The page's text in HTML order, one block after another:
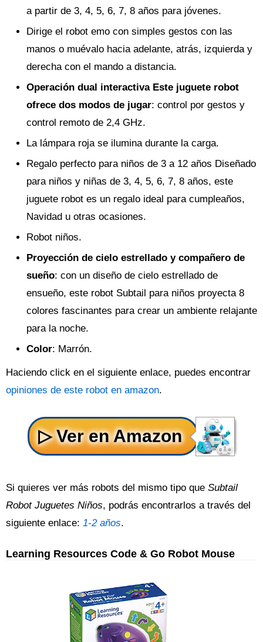
a partir de 3, 4, 5, 6, 7, 8 años para jóvenes.
Dirige el robot emo con simples gestos con las
manos o muévalo hacia adelante, atrás, izquierda y
derecha con el mando a distancia.
Operación dual interactiva Este juguete robot
ofrece dos modos de jugar: control por gestos y
control remoto de 2,4 GHz.
La lámpara roja se ilumina durante la carga.
Regalo perfecto para niños de 3 a 12 años Diseñado
para niños y niñas de 3, 4, 5, 6, 7, 8 años, este
juguete robot es un regalo ideal para cumpleaños,
Navidad u otras ocasiones.
Robot niños.
Proyección de cielo estrellado y compañero de
sueño: con un diseño de cielo estrellado de
ensueño, este robot Subtail para niños proyecta 8
colores fascinantes para crear un ambiente relajante
para la noche.
Color: Marrón.
Haciendo click en el siguiente enlace, puedes encontrar
opiniones de este robot en amazon.
Si quieres ver más robots del mismo tipo que Subtail
Robot Juguetes Niños, podrás encontrarlos a través del
siguiente enlace: 1-2 años.
Learning Resources Code & Go Robot Mouse